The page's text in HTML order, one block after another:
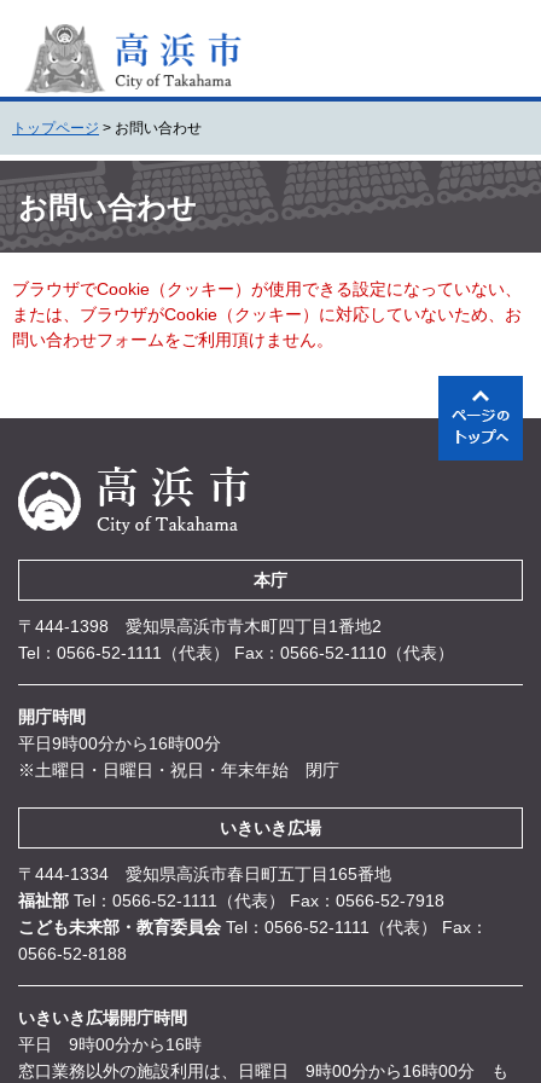
頭
で
す
。
飛
ば
し
て
本
へ
トップページ > お問い合わせ
文 お問い合わせ
ブラウザでCookie（クッキー）が使用できる設定になっていない、
または、ブラウザがCookie（クッキー）に対応していないため、お
問い合わせフォームをご利用頂けません。
本庁
〒444-1398 愛知県高浜市青木町四丁目1番地2
Tel：0566-52-1111（代表）
Fax：0566-52-1110（代表）
開庁時間
平日9時00分から16時00分
※土曜日・日曜日・祝日・年末年始 閉庁
いきいき広場
〒444-1334 愛知県高浜市春日町五丁目165番地
福祉部 Tel：0566-52-1111（代表）
Fax：0566-52-7918
こども未来部・教育委員会 Tel：0566-52-1111（代表）
Fax：
0566-52-8188
いきいき広場開庁時間
平日 9時00分から16時
窓口業務以外の施設利用は、日曜日 9時00分から16時00分 も